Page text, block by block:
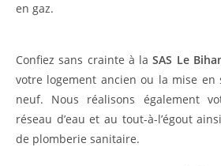
en gaz.
Confiez sans crainte à laSAS Le
votre logement ancien ou la mise en
neuf. Nous réalisons également
réseau d’eau et au tout-à-l’égout
de plomberie sanitaire.